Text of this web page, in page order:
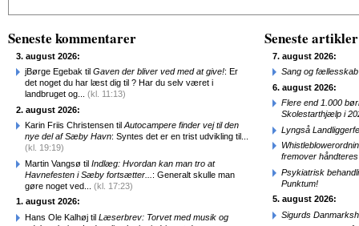
Seneste kommentarer
3. august 2026:
jBørge Egebak til Gaven der bliver ved med at give!: Er
det noget du har læst dig til ? Har du selv været i
landbruget og... (kl. 11:13)
2. august 2026:
Karin Friis Christensen til Autocampere finder vej til den
nye del af Sæby Havn: Syntes det er en trist udvikling til...
(kl. 19:19)
Martin Vangsø til Indlæg: Hvordan kan man tro at
Havnefesten i Sæby fortsætter... : Generalt skulle man
gøre noget ved... (kl. 17:23)
1. august 2026:
Hans Ole Kalhøj til Læserbrev: Torvet med musik og
Seneste artikler
7. august 2026:
Sang og
6. august 2026:
Flere end 1.000
Skolestarthjælp i
Lyngså
fremover
Psykiatrisk
Punktum!
5. august 2026:
Sigurds